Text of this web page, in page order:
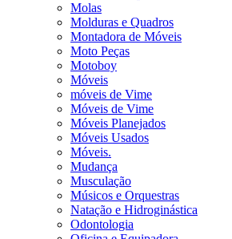
Molas
Molduras e Quadros
Montadora de Móveis
Moto Peças
Motoboy
Móveis
móveis de Vime
Móveis de Vime
Móveis Planejados
Móveis Usados
Móveis.
Mudança
Musculação
Músicos e Orquestras
Natação e Hidroginástica
Odontologia